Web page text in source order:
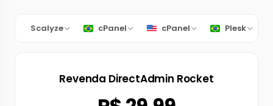
Scalyze cPanel cPanelㅤ Plesk
Revenda DirectAdmin Rocket